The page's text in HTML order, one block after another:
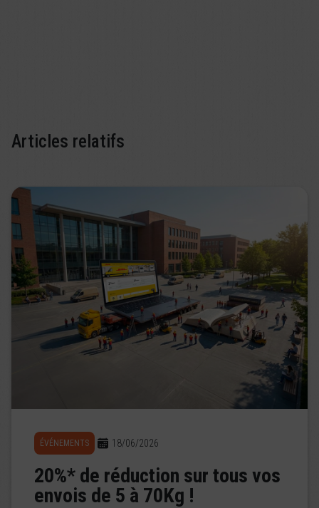
Articles relatifs
ÉVÉNEMENTS 18/06/2026
20%* de réduction sur tous vos
envois de 5 à 70Kg !